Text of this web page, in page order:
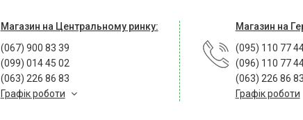
Магазин на Центральному ринку:
(067) 900 83 39
(099) 014 45 02
(063) 226 86 83
Графік роботи
Магазин на
(095) 110 77
(096) 110 77
(063) 226 86 83
Графік роботи